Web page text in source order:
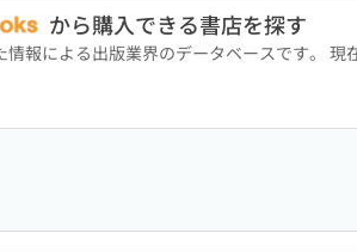
から購入できる書店を探す
情報による出版業界のデータベースです。